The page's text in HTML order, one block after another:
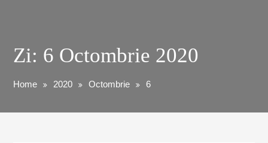
Zi: 6 Octombrie 2020
Home 2020 Octombrie 6